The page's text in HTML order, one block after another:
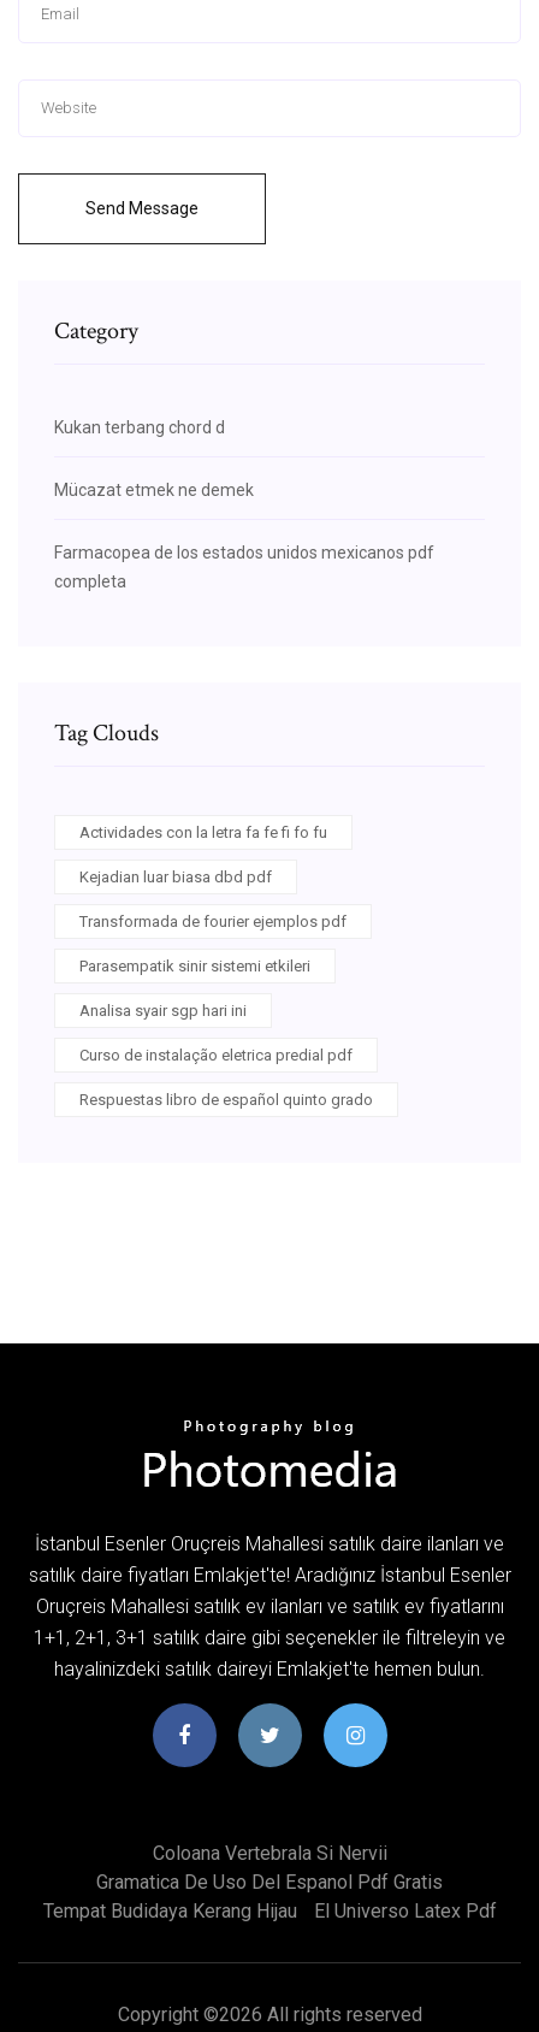
Send Message
Category
Kukan terbang chord d
Mücazat etmek ne demek
Farmacopea de los estados unidos mexicanos pdf
completa
Tag Clouds
Actividades con la letra fa fe fi fo fu
Kejadian luar biasa dbd pdf
Transformada de fourier ejemplos pdf
Parasempatik sinir sistemi etkileri
Analisa syair sgp hari ini
Curso de instalação eletrica predial pdf
Respuestas libro de español quinto grado
İstanbul Esenler Oruçreis Mahallesi satılık daire ilanları ve
satılık daire fiyatları Emlakjet'te! Aradığınız İstanbul Esenler
Oruçreis Mahallesi satılık ev ilanları ve satılık ev fiyatlarını
1+1, 2+1, 3+1 satılık daire gibi seçenekler ile filtreleyin ve
hayalinizdeki satılık daireyi Emlakjet'te hemen bulun.
Coloana Vertebrala Si Nervii
Gramatica De Uso Del Espanol Pdf Gratis
Tempat Budidaya Kerang Hijau
El Universo Latex Pdf
Copyright ©2026 All rights reserved